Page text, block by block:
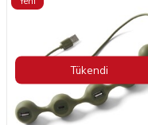
Tükendi